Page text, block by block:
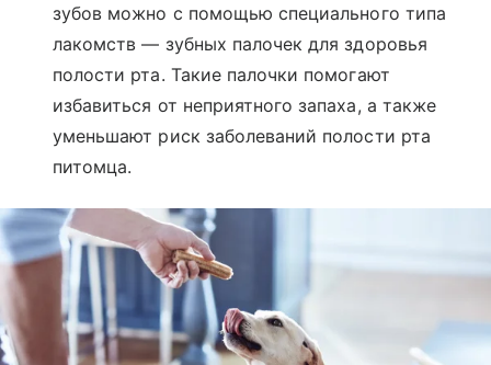
зубов можно с помощью специального типа
лакомств — зубных палочек для здоровья
полости рта. Такие палочки помогают
избавиться от неприятного запаха, а также
уменьшают риск заболеваний полости рта
питомца.